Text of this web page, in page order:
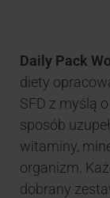
Daily Pack
diety
SFD z myślą
sposób
witaminy,
organizm.
dobrany